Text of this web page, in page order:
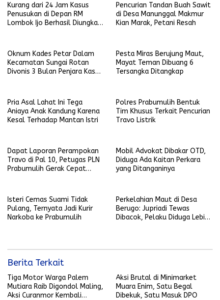
Kurang dari 24 Jam Kasus
Penusukan di Depan RM
Lombok Ijo Berhasil Diungkap,
Pencurian Tandan Buah Sawit
di Desa Manunggal Makmur
Kian Marak, Petani Resah
Oknum Kades Petar Dalam
Kecamatan Sungai Rotan
Divonis 3 Bulan Penjara Kasus
Pesta Miras Berujung Maut,
Mayat Teman Dibuang 6
Tersangka Ditangkap
Pria Asal Lahat Ini Tega
Aniaya Anak Kandung Karena
Kesal Terhadap Mantan Istri
Polres Prabumulih Bentuk
Tim Khusus Terkait Pencurian
Travo Listrik
Dapat Laporan Perampokan
Travo di Pal 10, Petugas PLN
Prabumulih Gerak Cepat
Mobil Advokat Dibakar OTD,
Diduga Ada Kaitan Perkara
yang Ditanganinya
Isteri Cemas Suami Tidak
Pulang, Ternyata Jadi Kurir
Narkoba ke Prabumulih
Perkelahian Maut di Desa
Berugo: Jupriadi Tewas
Dibacok, Pelaku Diduga Lebih
Berita Terkait
Tiga Motor Warga Palem
Mutiara Raib Digondol Maling,
Aksi Curanmor Kembali
Aksi Brutal di Minimarket
Muara Enim, Satu Begal
Dibekuk, Satu Masuk DPO